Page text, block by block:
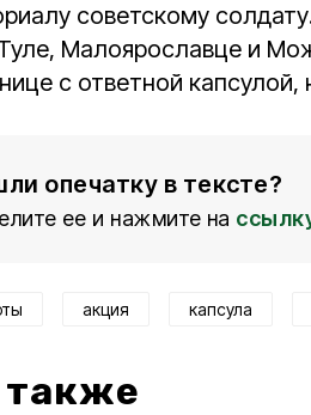
советскому
Малоярославце и
с ответной
опечатку в тексте?
ее и нажмите на
акция капсула